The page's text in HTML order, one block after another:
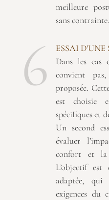
meilleure
sans contrainte.
6
ESSAI
Dans les cas
convient
proposée.
est choisie
spécifiques et
Un second
évaluer
confort et la
L’objectif
adaptée,
exigences du